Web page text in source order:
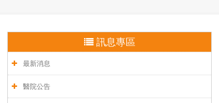
訊息專區
最新消息
醫院公告